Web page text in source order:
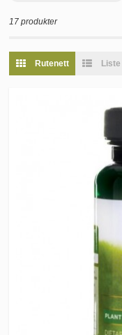
17 produkter
Rutenett Liste